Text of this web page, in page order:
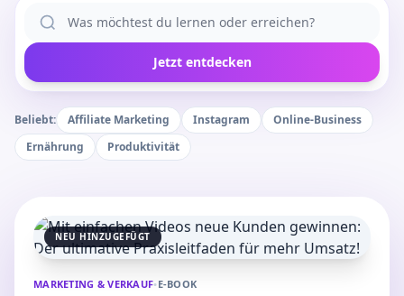
Wonach suchst du?
Jetzt entdecken
Beliebt: Affiliate Marketing Instagram
Online-Business
Ernährung
Produktivität
NEU HINZUGEFÜGT
MARKETING & VERKAUF•E-BOOK